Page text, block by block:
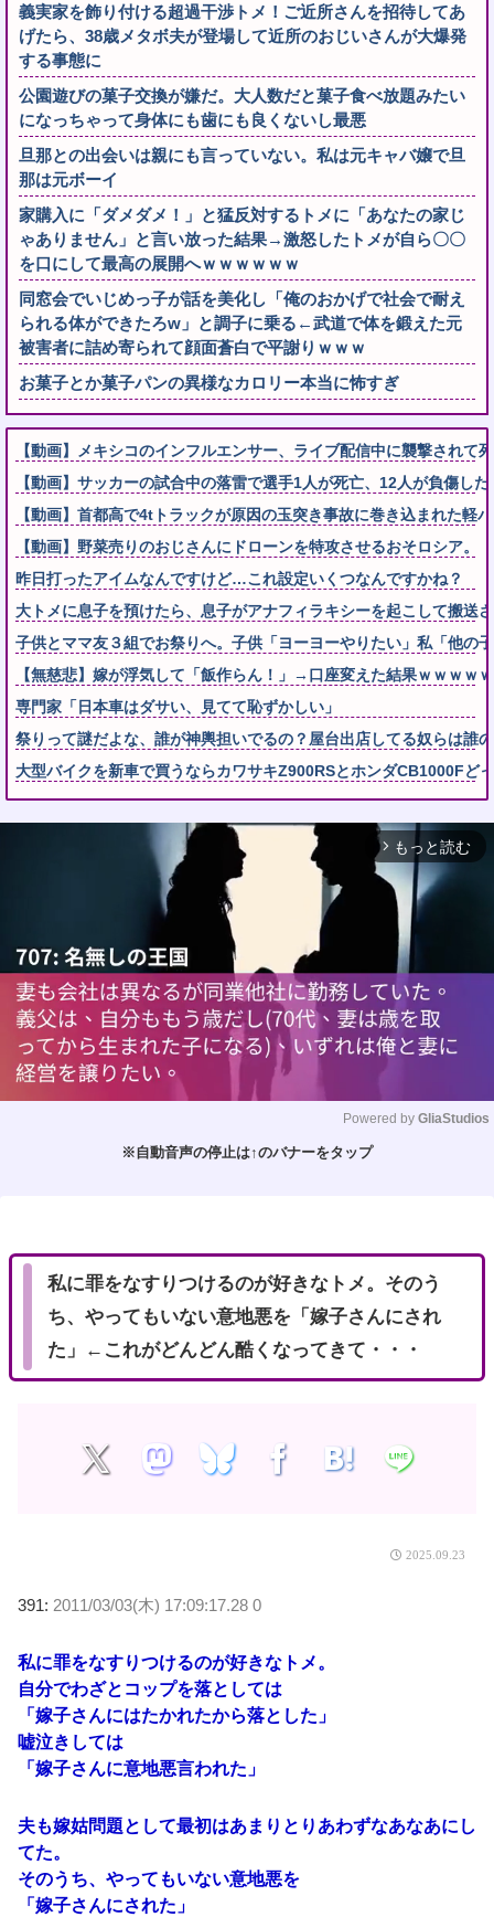
義実家を飾り付ける超過干渉トメ！ご近所さんを招待してあ
げたら、38歳メタボ夫が登場して近所のおじいさんが大爆発
する事態に
公園遊びの菓子交換が嫌だ。大人数だと菓子食べ放題みたい
になっちゃって身体にも歯にも良くないし最悪
旦那との出会いは親にも言っていない。私は元キャバ嬢で旦
那は元ボーイ
家購入に「ダメダメ！」と猛反対するトメに「あなたの家じ
ゃありません」と言い放った結果→激怒したトメが自ら〇〇
を口にして最高の展開へｗｗｗｗｗｗ
同窓会でいじめっ子が話を美化し「俺のおかげで社会で耐え
られる体ができたろw」と調子に乗る←武道で体を鍛えた元
被害者に詰め寄られて顔面蒼白で平謝りｗｗｗ
お菓子とか菓子パンの異様なカロリー本当に怖すぎ
【動画】メキシコのインフルエンサー、ライブ配信中に襲撃されて
【動画】サッカーの試合中の落雷で選手1人が死亡、12人が負傷した
【動画】首都高で4tトラックが原因の玉突き事故に巻き込まれた軽
【動画】野菜売りのおじさんにドローンを特攻させるおそロシア。
昨日打ったアイムなんですけど…これ設定いくつなんですかね？
大トメに息子を預けたら、息子がアナフィラキシーを起こして搬送
子供とママ友３組でお祭りへ。子供「ヨーヨーやりたい」私「他
【無慈悲】嫁が浮気して「飯作らん！」→口座変えた結果ｗｗｗｗ
専門家「日本車はダサい、見てて恥ずかしい」
祭りって謎だよな、誰が神輿担いでるの？屋台出店してる奴らは誰
大型バイクを新車で買うならカワサキZ900RSとホンダCB1000Fど
arrow_forward_ios もっと読む
Powered by GliaStudios
※自動音声の停止は↑のバナーをタップ
私に罪をなすりつけるのが好きなトメ。そのう
ち、やってもいない意地悪を「嫁子さんにされ
た」←これがどんどん酷くなってきて・・・
2025.09.23
391: 2011/03/03(木) 17:09:17.28 0
私に罪をなすりつけるのが好きなトメ。
自分でわざとコップを落としては
「嫁子さんにはたかれたから落とした」
嘘泣きしては
「嫁子さんに意地悪言われた」
夫も嫁姑問題として最初はあまりとりあわずなあなあにし
てた。
そのうち、やってもいない意地悪を
「嫁子さんにされた」